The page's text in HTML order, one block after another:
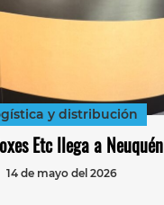
y distribución
Etc llega a Neuquén
14 de mayo del 2026